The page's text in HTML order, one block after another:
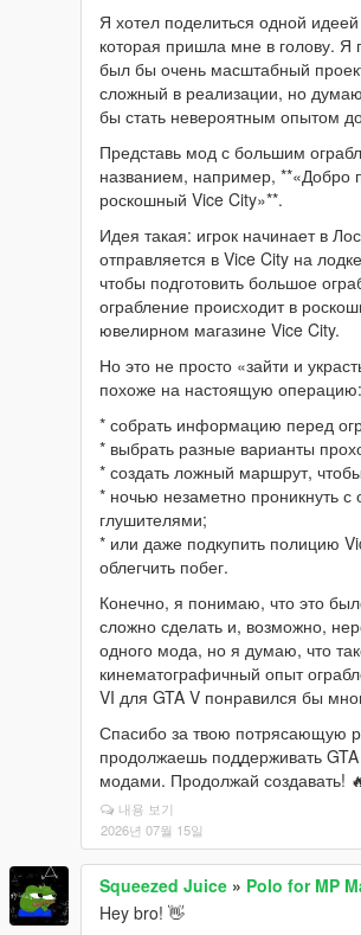
Я хотел поделиться одной
которая пришла мне в голову. Я
был бы очень масштабный
сложный в реализации, но
бы стать невероятным опытом
Представь мод с большим
названием, например, **«Добро
роскошный Vice City»**.
Идея такая: игрок начинает в
отправляется в Vice City на
чтобы подготовить большое
ограбление происходит в
ювелирном магазине Vice City.
Но это не просто «зайти и
похоже на настоящую операцию:
* собрать информацию перед
* выбрать разные варианты
* создать ложный маршрут,
* ночью незаметно проникнуть с
глушителями;
* или даже подкупить полицию
облегчить побег.
Конечно, я понимаю, что это
сложно сделать и, возможно,
одного мода, но я думаю, что
кинематографичный опыт
VI для GTA V понравился бы
Спасибо за твою потрясающую
продолжаешь поддерживать
модами. Продолжай создавать!
내용 보기
2026년 07월 15일
Squeezed Juice » Polo for MP
Hey bro! 👋